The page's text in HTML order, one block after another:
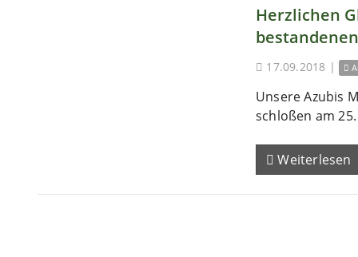
Herzlichen
17.09.2018 |
Unsere Azubis
schloßen am
Weiterlesen